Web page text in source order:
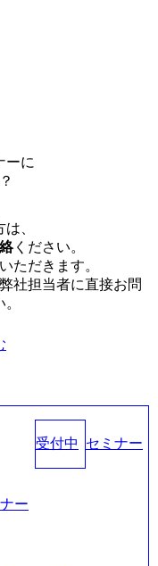
ーに
、
ください。
ただきます。
社担当者に直接お問
受付中 セミナー
ー